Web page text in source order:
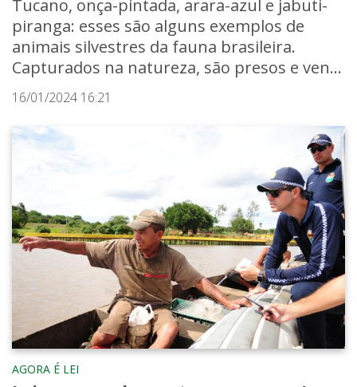
Tucano, onça-pintada, arara-azul e jabuti-
piranga: esses são alguns exemplos de
animais silvestres da fauna brasileira.
Capturados na natureza, são presos e ven...
16/01/2024 16:21
AGORA É LEI